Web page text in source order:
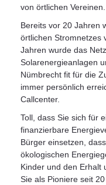
von örtlichen Vereinen.
Bereits vor 20 Jahren
örtlichen Stromnetzes
Jahren wurde das
Solarenergieanlagen
Nümbrecht fit für die
immer persönlich
Callcenter.
Toll, dass Sie sich für
finanzierbare
Bürger einsetzen,
ökologischen
Kinder und den Erhalt
Sie als Pioniere seit